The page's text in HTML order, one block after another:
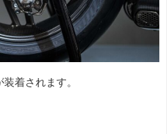
着されます。